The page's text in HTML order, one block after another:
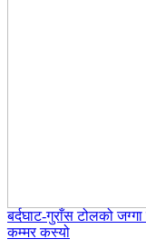
बर्दघाट-गुराँस टोलको
कम्मर कस्यो